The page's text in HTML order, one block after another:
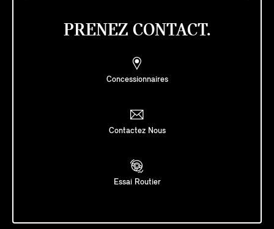
PRENEZ CONTACT.
Concessionnaires
Contactez Nous
Essai Routier